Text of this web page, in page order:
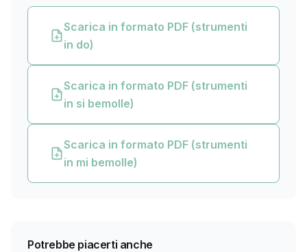
Scarica in formato PDF (strumenti
in do)
Scarica in formato PDF (strumenti
in si bemolle)
Scarica in formato PDF (strumenti
in mi bemolle)
Potrebbe piacerti anche